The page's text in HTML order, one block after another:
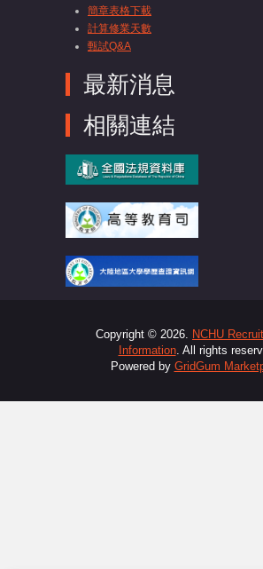
簡章表格下載
計算修業天數
甄試Q&A
最新消息
相關連結
Copyright © 2026.
NCHU
Information. All rights
Powered by GridGum